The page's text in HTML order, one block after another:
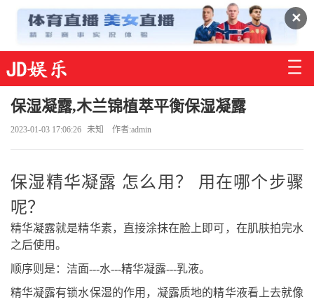
✕
保湿凝露,木兰锦植萃平衡保湿凝露
2023-01-03 17:06:26 未知 作者:admin
保湿精华凝露 怎么用？ 用在哪个步骤
呢？
精华凝露就是精华素，直接涂抹在脸上即可，在肌肤拍完水
之后使用。
顺序则是：洁面---水---精华凝露---乳液。
精华凝露有锁水保湿的作用，凝露质地的精华液看上去就像